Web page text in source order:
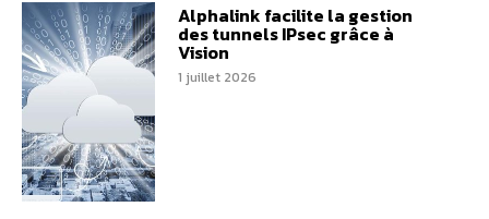
Alphalink facilite la gestion
des tunnels IPsec grâce à
Vision
1 juillet 2026